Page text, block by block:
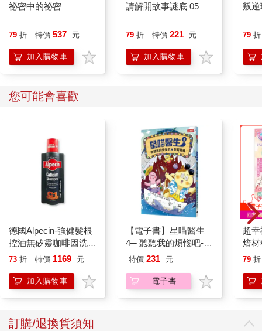
祕密中的祕密
79 折 特價 537 元
加入購物車
請解開故事謎底 05
79 折 特價 221 元
加入購物車
叛逆
79 折
您可能會喜歡
德國Alpecin-強健髮根
控油無矽靈咖啡因洗髮
凝露375ml/瓶-C1強健
調理頭皮洗髮液/0矽靈
滋潤洗頭髮水/一般髮
73 折 特價 1169 元
加入購物車
【電子書】星喵醫生
4─ 聽聽我的煩惱吧-假
期挑戰
特價 231 元
電子書
超
焙
愛
79 折
訂購/退換貨須知